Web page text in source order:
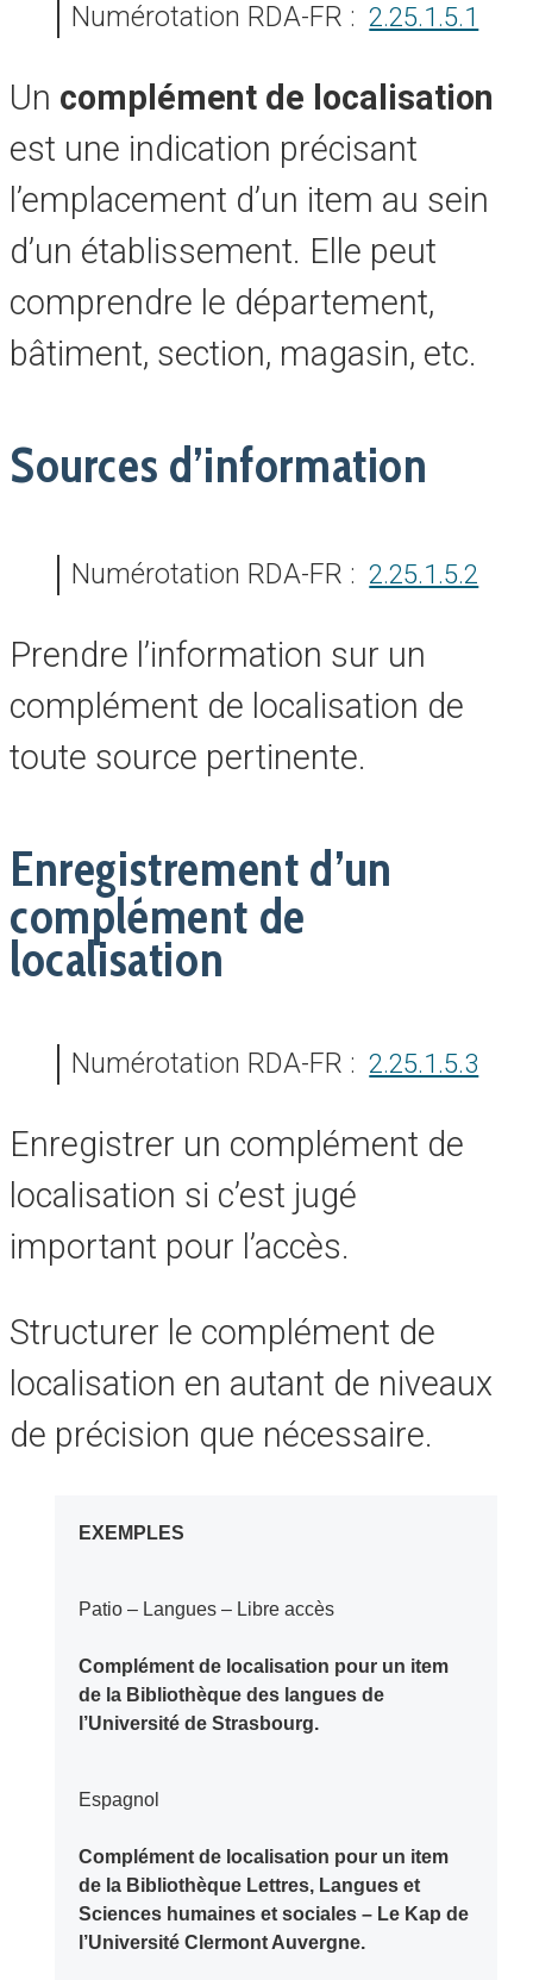
Numérotation RDA-FR : 2.25.1.5.1
Un complément de localisation
est une indication précisant
l’emplacement d’un item au sein
d’un établissement. Elle peut
comprendre le département,
bâtiment, section, magasin, etc.
Sources d’information
Numérotation RDA-FR : 2.25.1.5.2
Prendre l’information sur un
complément de localisation de
toute source pertinente.
Enregistrement d’un
complément de
localisation
Numérotation RDA-FR : 2.25.1.5.3
Enregistrer un complément de
localisation si c’est jugé
important pour l’accès.
Structurer le complément de
localisation en autant de niveaux
de précision que nécessaire.
EXEMPLES
Patio – Langues – Libre accès
Complément de localisation pour un item
de la Bibliothèque des langues de
l’Université de Strasbourg.
Espagnol
Complément de localisation pour un item
de la Bibliothèque Lettres, Langues et
Sciences humaines et sociales – Le Kap de
l’Université Clermont Auvergne.